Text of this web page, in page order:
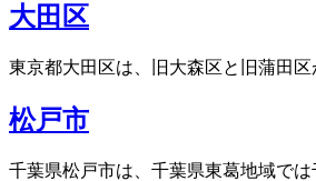
大田区
東京都大田区は、旧大森区と旧蒲田
松戸市
千葉県松戸市は、千葉県東葛地域で